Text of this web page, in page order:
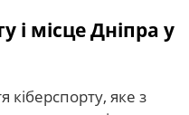
і місце Дніпра у
кіберспорту, яке з